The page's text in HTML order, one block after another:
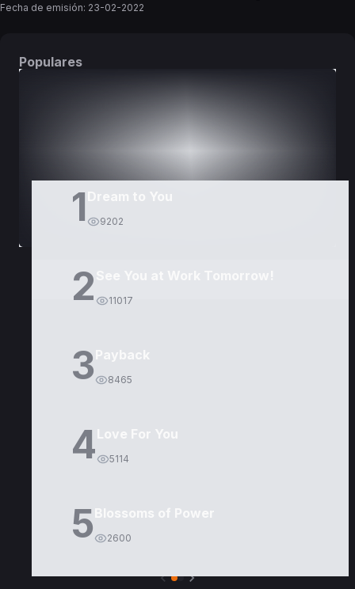
Fecha de emisión: 23-02-2022
Populares
1 9202
2 11017
3Payback
8465
4Love For You
5114
5Blossoms of Power
2600